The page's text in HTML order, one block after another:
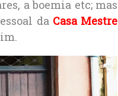
a boemia etc; mas
da Casa Mestre